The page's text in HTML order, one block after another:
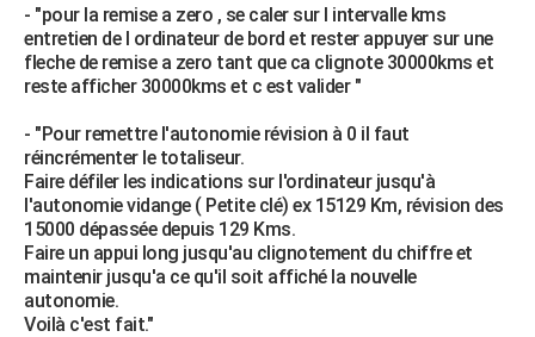
- "pour la remise a zero , se caler sur l intervalle kms
entretien de l ordinateur de bord et rester appuyer sur une
fleche de remise a zero tant que ca clignote 30000kms et
reste afficher 30000kms et c est valider "
- "Pour remettre l'autonomie révision à 0 il faut
réincrémenter le totaliseur.
Faire défiler les indications sur l'ordinateur jusqu'à
l'autonomie vidange ( Petite clé) ex 15129 Km, révision des
15000 dépassée depuis 129 Kms.
Faire un appui long jusqu'au clignotement du chiffre et
maintenir jusqu'a ce qu'il soit affiché la nouvelle
autonomie.
Voilà c'est fait."